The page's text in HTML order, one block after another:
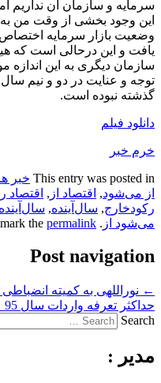
سرمایه و سازمان آن نداریم
این وجود بخشی از وقت من به
وضعیت بازار سرمایه
یافت و این درحالی است که
سازمان دیگری به این اندازه
توجه و عنایت در دو و نیم سال
گذشته نبوده است.
دانلود فیلم
خرم خبر
This entry was posted in خبر
از می‌شود, اقتصاد از , اقتصاد
رکودخارج, سال‌آینده,
می‌شود از . Bookmark the
permalink
Post navigation
← نوراللهی به کمیته
حداکثر تعرفه واردات سال 95
Search
مدیر :